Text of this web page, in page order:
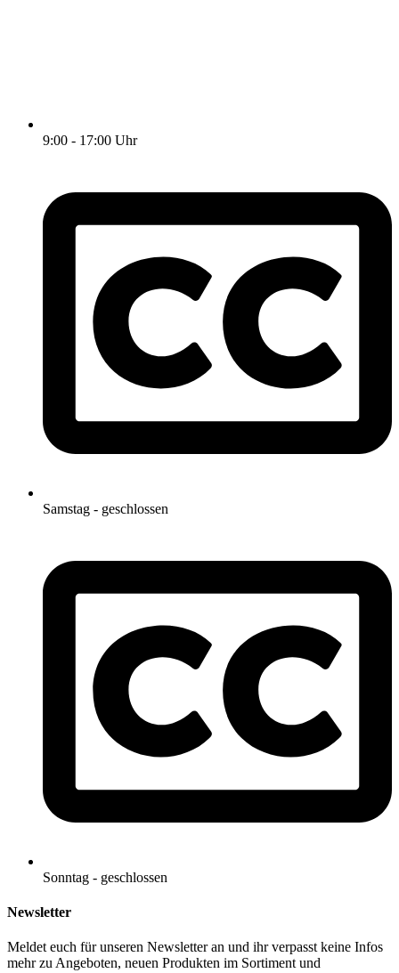
9:00 - 17:00 Uhr
Samstag - geschlossen
Sonntag - geschlossen
Newsletter
Meldet euch für unseren Newsletter an und ihr verpasst keine Infos
mehr zu Angeboten, neuen Produkten im Sortiment und